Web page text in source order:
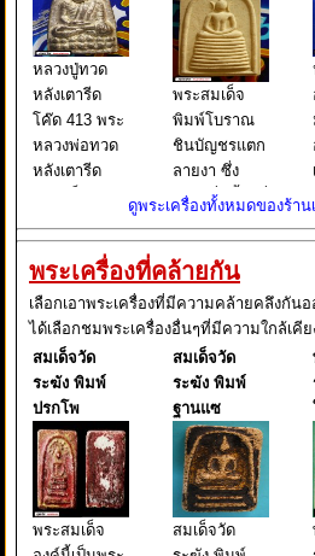
หลวงปู่ทวด
หลังเตารีด
โค๊ด 413 พระ
หลวงพ่อทวด
หลังเตารีด
ธรรมดา ปี
๒๕๐๕ นับเป็น
พระยอดนิยม
อีกรุ่นหนึ่งใน
ตระกูล พระ
หลวงพ่อทวด
พระสมเด็จ
พิมพ์โบราณ
ชินบัญชรแตก
ลายงา ซึ่ง
เขียนชื่อนี้ไว้ที่
พระ และยังมี
เขียนต่อไปอีก
ว่า ผงเก่าสม
เด็จพุฒาจารย์
โต พรหมรังสี
มหาเถราจาร
ย์ แห่งกร
ดูพระเครื่องทั้งหมดของร้าน
พระเครื่องที่คล้ายกัน
เลือกเอาพระเครื่องที่มีความคล้ายคลึงกัน
ได้เลือกชมพระเครื่องอื่นๆที่มีความใกล้เคี
สมเด็จวัด
ระฆัง พิมพ์
ปรกโพ
พระสมเด็จ
สมเด็จวัด
ระฆัง พิมพ์
ฐานแซ
สมเด็จวัด